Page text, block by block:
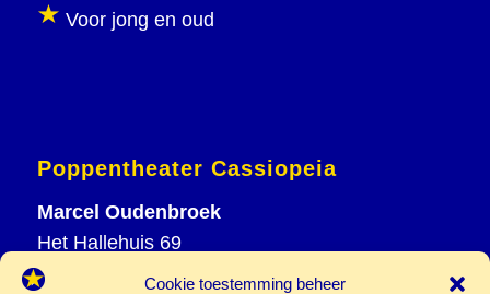
Cookie toestemming beheer
Voor jong en oud
Poppentheater Cassiopeia
Marcel Oudenbroek
Het Hallehuis 69
3823 VH Amersfoort